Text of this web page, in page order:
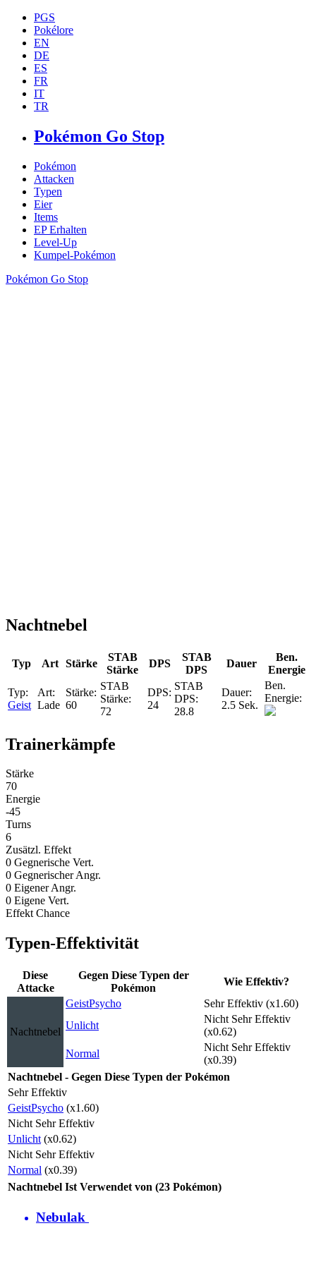
PGS
Pokélore
EN
DE
ES
FR
IT
TR
Pokémon Go Stop
Pokémon
Attacken
Typen
Eier
Items
EP Erhalten
Level-Up
Kumpel-Pokémon
Pokémon Go Stop
Nachtnebel
Typ Art Stärke
STAB
Stärke
DPS
STAB
DPS
Dauer
Ben.
Energie
Geist Lade 60
72
24
28.8
2.5 Sek.
Trainerkämpfe
Stärke
70
Energie
-45
Turns
6
Zusätzl. Effekt
0 Gegnerische Vert.
0 Gegnerischer Angr.
0 Eigener Angr.
0 Eigene Vert.
Effekt Chance
Typen-Effektivität
Diese
Attacke
Gegen Diese Typen der
Pokémon
Wie Effektiv?
Nachtnebel
GeistPsycho
Sehr Effektiv (x1.60)
Unlicht
Nicht Sehr Effektiv
(x0.62)
Normal
Nicht Sehr Effektiv
(x0.39)
Nachtnebel - Gegen Diese Typen der Pokémon
Sehr Effektiv
GeistPsycho (x1.60)
Nicht Sehr Effektiv
Unlicht (x0.62)
Nicht Sehr Effektiv
Normal (x0.39)
Nachtnebel Ist Verwendet von (23 Pokémon)
Nebulak